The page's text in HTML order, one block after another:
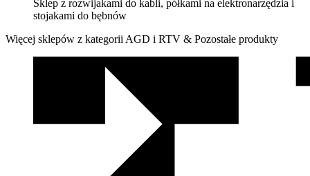
Sklep z rozwijakami do kabli, półkami na elektronarzędzia i
stojakami do bębnów
Więcej sklepów z kategorii AGD i RTV & Pozostałe produkty